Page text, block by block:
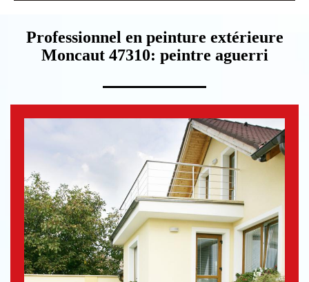
Professionnel en peinture extérieure
Moncaut 47310: peintre aguerri